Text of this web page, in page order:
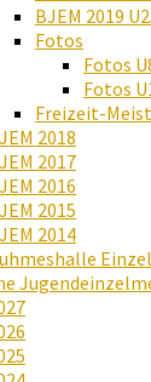
BJEM 2019
Fotos
Fotos
Fotos
Freizeit-
2018
2017
2016
2015
2014